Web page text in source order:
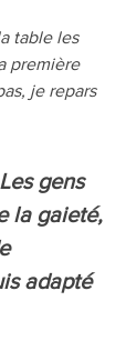
table les
première
je repars
gens
la gaieté,
adapté